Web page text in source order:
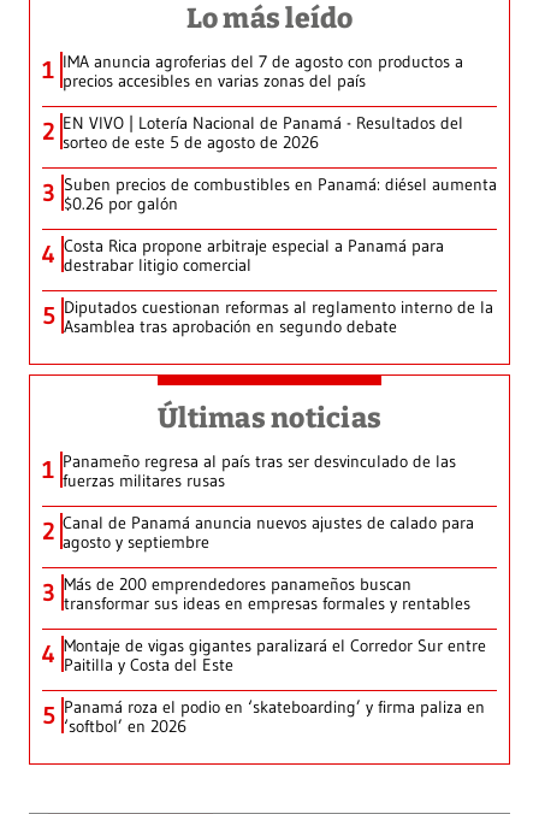
Lo más leído
1 IMA anuncia agroferias del 7 de agosto con productos a
precios accesibles en varias zonas del país
2 EN VIVO | Lotería Nacional de Panamá - Resultados del
sorteo de este 5 de agosto de 2026
3 Suben precios de combustibles en Panamá: diésel aumenta
$0.26 por galón
4 Costa Rica propone arbitraje especial a Panamá para
destrabar litigio comercial
5 Diputados cuestionan reformas al reglamento interno de la
Asamblea tras aprobación en segundo debate
Últimas noticias
1 Panameño regresa al país tras ser desvinculado de las
fuerzas militares rusas
2 Canal de Panamá anuncia nuevos ajustes de calado para
agosto y septiembre
3 Más de 200 emprendedores panameños buscan
transformar sus ideas en empresas formales y rentables
4 Montaje de vigas gigantes paralizará el Corredor Sur entre
Paitilla y Costa del Este
5 Panamá roza el podio en ‘skateboarding’ y firma paliza en
‘softbol’ en 2026